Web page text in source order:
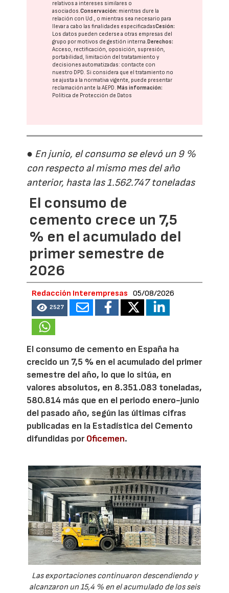
relativos a intereses similares o
asociados.Conservación: mientras dure la
relación con Ud., o mientras sea necesario para
llevar a cabo las finalidades especificadasCesión:
Los datos pueden cederse a otras empresas del
grupo por motivos de gestión interna. Derechos:
Acceso, rectificación, oposición, supresión,
portabilidad, limitación del tratatamiento y
decisiones automatizadas: contacte con
nuestro DPD. Si considera que el tratamiento no
se ajusta a la normativa vigente, puede presentar
reclamación ante laAEPD. Más información:
Política de Protección de Datos
● En junio, el consumo se elevó un 9 %
con respecto al mismo mes del año
anterior, hasta las 1.562.747 toneladas
El consumo de
cemento crece un 7,5
% en el acumulado del
primer semestre de
2026
Redacción Interempresas 05/08/2026
2527
El consumo de cemento en España ha
crecido un 7,5 % en el acumulado del primer
semestre del año, lo que lo sitúa, en
valores absolutos, en 8.351.083 toneladas,
580.814 más que en el periodo enero-junio
del pasado año, según las últimas cifras
publicadas en la Estadística del Cemento
difundidas porOficemen.
Las exportaciones continuaron descendiendo y
alcanzaron un 15,4 % en el acumulado de los seis